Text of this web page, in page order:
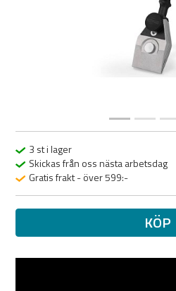
3 st i lager
Skickas från oss nästa arbetsdag
Gratis frakt - över 599:-
KÖP